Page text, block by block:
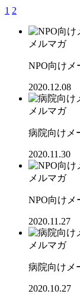
1 2
メルマガ
NPO向けメ
2020.12.08
メルマガ
病院向けメ
2020.11.30
メルマガ
NPO向けメ
2020.11.27
メルマガ
病院向けメ
2020.10.27